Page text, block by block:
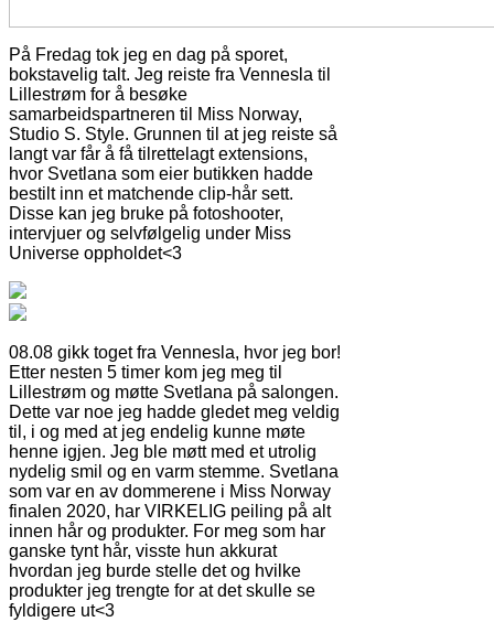
På Fredag tok jeg en dag på sporet,
bokstavelig talt. Jeg reiste fra Vennesla til
Lillestrøm for å besøke
samarbeidspartneren til Miss Norway,
Studio S. Style. Grunnen til at jeg reiste så
langt var får å få tilrettelagt extensions,
hvor Svetlana som eier butikken hadde
bestilt inn et matchende clip-hår sett.
Disse kan jeg bruke på fotoshooter,
intervjuer og selvfølgelig under Miss
Universe oppholdet<3
08.08 gikk toget fra Vennesla, hvor jeg bor!
Etter nesten 5 timer kom jeg meg til
Lillestrøm og møtte Svetlana på salongen.
Dette var noe jeg hadde gledet meg veldig
til, i og med at jeg endelig kunne møte
henne igjen. Jeg ble møtt med et utrolig
nydelig smil og en varm stemme. Svetlana
som var en av dommerene i Miss Norway
finalen 2020, har VIRKELIG peiling på alt
innen hår og produkter. For meg som har
ganske tynt hår, visste hun akkurat
hvordan jeg burde stelle det og hvilke
produkter jeg trengte for at det skulle se
fyldigere ut<3